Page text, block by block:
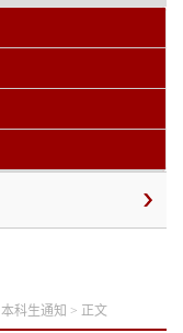
本科生通知 > 正文